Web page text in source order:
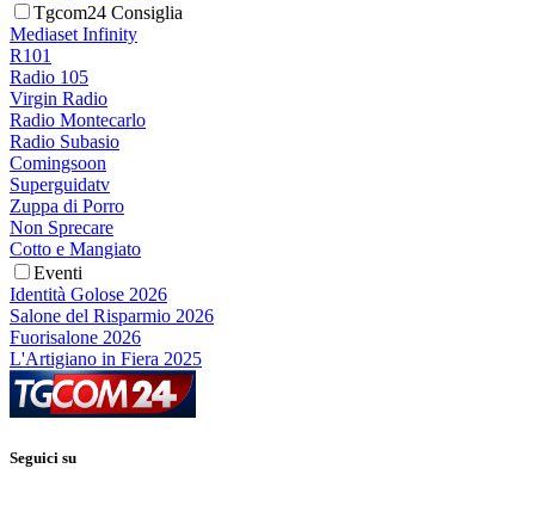
Tgcom24 Consiglia
Mediaset Infinity
R101
Radio 105
Virgin Radio
Radio Montecarlo
Radio Subasio
Comingsoon
Superguidatv
Zuppa di Porro
Non Sprecare
Cotto e Mangiato
Eventi
Identità Golose 2026
Salone del Risparmio 2026
Fuorisalone 2026
L'Artigiano in Fiera 2025
Seguici su